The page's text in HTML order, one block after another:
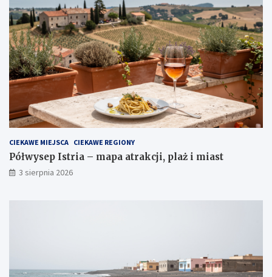
CIEKAWE MIEJSCA CIEKAWE REGIONY
Półwysep Istria – mapa atrakcji, plaż i miast
3 sierpnia 2026